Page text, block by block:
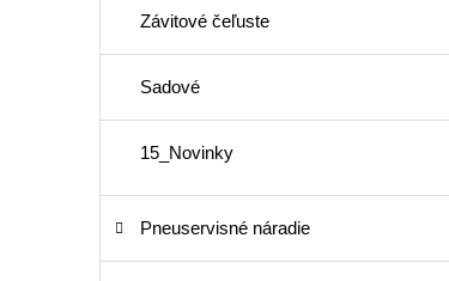
Závitové čeľuste
Sadové
15_Novinky
Pneuservisné náradie